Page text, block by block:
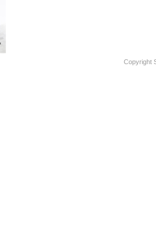
Copyright